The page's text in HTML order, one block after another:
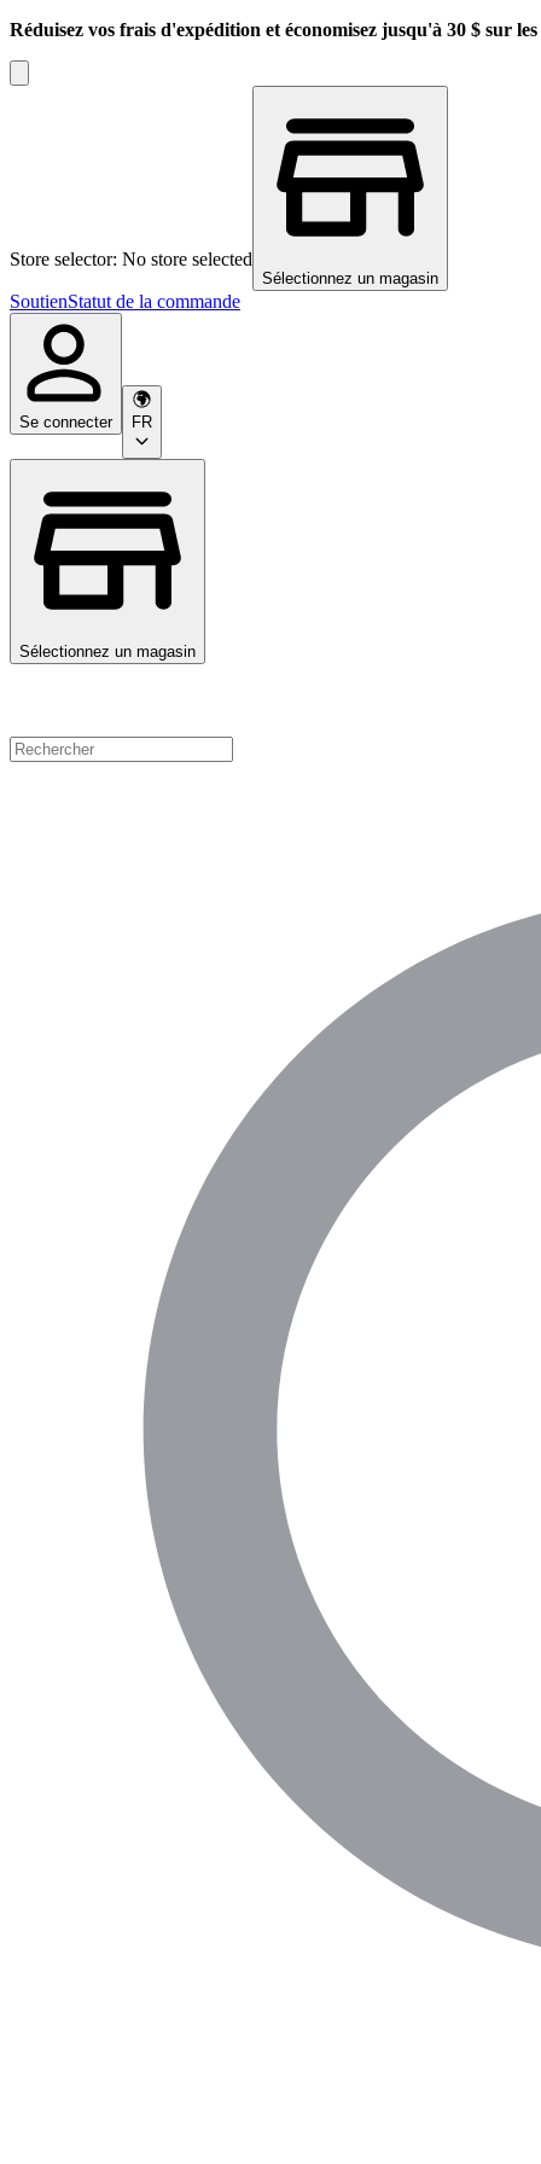
Réduisez vos frais d'expédition et économisez jusqu'à 30 $ sur
Store selector: No store selected
Sélectionnez un magasin
SoutienStatut de la commande
Se connecter FR
Sélectionnez un magasin